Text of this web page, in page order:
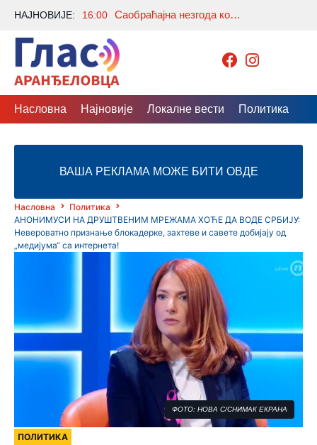
НАЈНОВИЈЕ: 16:00 Саобраћајна незгода код Међувршја: Теретно возило слетело са пута, саобраћај обустављен
Насловна Најновије Локалне вести Политика
ВАША РЕКЛАМА МОЖЕ БИТИ ОВДЕ
Насловна
Политика
АНОНИМУСИ НА ДРУШТВЕНИМ МРЕЖАМА ХОЋЕ ДА ВОДЕ СРБИЈУ:
Невероватно признање блокадерке, захтеве и савете добијају од
„медијума“ са интернета!
ФОТО: НОВА С/СНИМАК ЕКРАНА
ПОЛИТИКА